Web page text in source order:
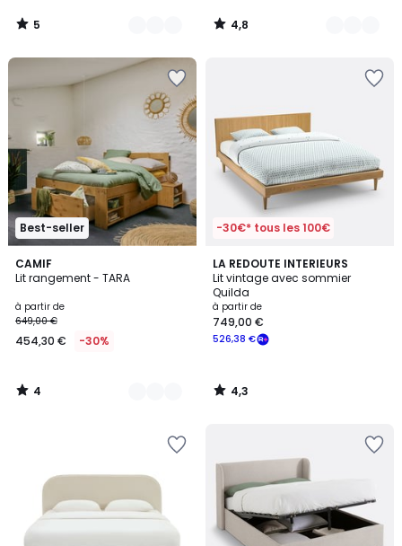
5
/
4,8
/
Best-seller
CAMIF
Lit rangement - TARA
à partir de
649,00 €
454,30 € -30%
4
/
3
Couleurs
4
/
-30€* tous les 100€
LA REDOUTE INTERIEURS
Lit vintage avec sommier
Quilda
à partir de
526,38 €
749,00 €
4,3
/ 5
4,3
/